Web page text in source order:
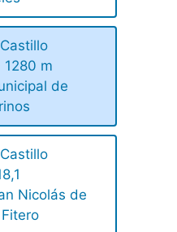
1280 m
de
Nicolás de